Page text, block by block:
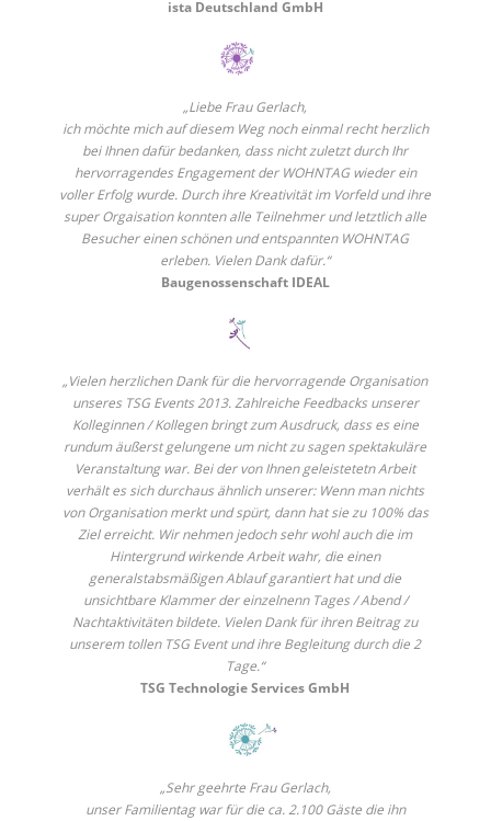
ista Deutschland GmbH
„Liebe Frau Gerlach,
ich möchte mich auf diesem Weg noch einmal recht herzlich
bei Ihnen dafür bedanken, dass nicht zuletzt durch Ihr
hervorragendes Engagement der WOHNTAG wieder ein
voller Erfolg wurde. Durch ihre Kreativität im Vorfeld und ihre
super Orgaisation konnten alle Teilnehmer und letztlich alle
Besucher einen schönen und entspannten WOHNTAG
erleben. Vielen Dank dafür.“
Baugenossenschaft IDEAL
„Vielen herzlichen Dank für die hervorragende Organisation
unseres TSG Events 2013. Zahlreiche Feedbacks unserer
Kolleginnen / Kollegen bringt zum Ausdruck, dass es eine
rundum äußerst gelungene um nicht zu sagen spektakuläre
Veranstaltung war. Bei der von Ihnen geleistetetn Arbeit
verhält es sich durchaus ähnlich unserer: Wenn man nichts
von Organisation merkt und spürt, dann hat sie zu 100% das
Ziel erreicht. Wir nehmen jedoch sehr wohl auch die im
Hintergrund wirkende Arbeit wahr, die einen
generalstabsmäßigen Ablauf garantiert hat und die
unsichtbare Klammer der einzelnenn Tages / Abend /
Nachtaktivitäten bildete. Vielen Dank für ihren Beitrag zu
unserem tollen TSG Event und ihre Begleitung durch die 2
Tage.“
TSG Technologie Services GmbH
„Sehr geehrte Frau Gerlach,
unser Familientag war für die ca. 2.100 Gäste die ihn